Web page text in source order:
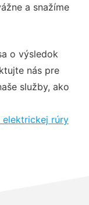
a snažíme
o výsledok
nás pre
služby, ako
elektrickej rúry